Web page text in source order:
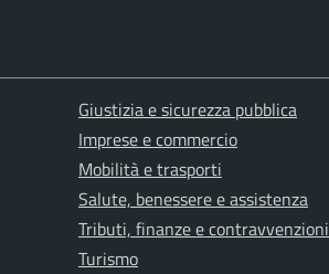
Giustizia e sicurezza pubblica
Imprese e commercio
Mobilità e trasporti
Salute, benessere e assistenza
Tributi, finanze e contravvenzioni
Turismo